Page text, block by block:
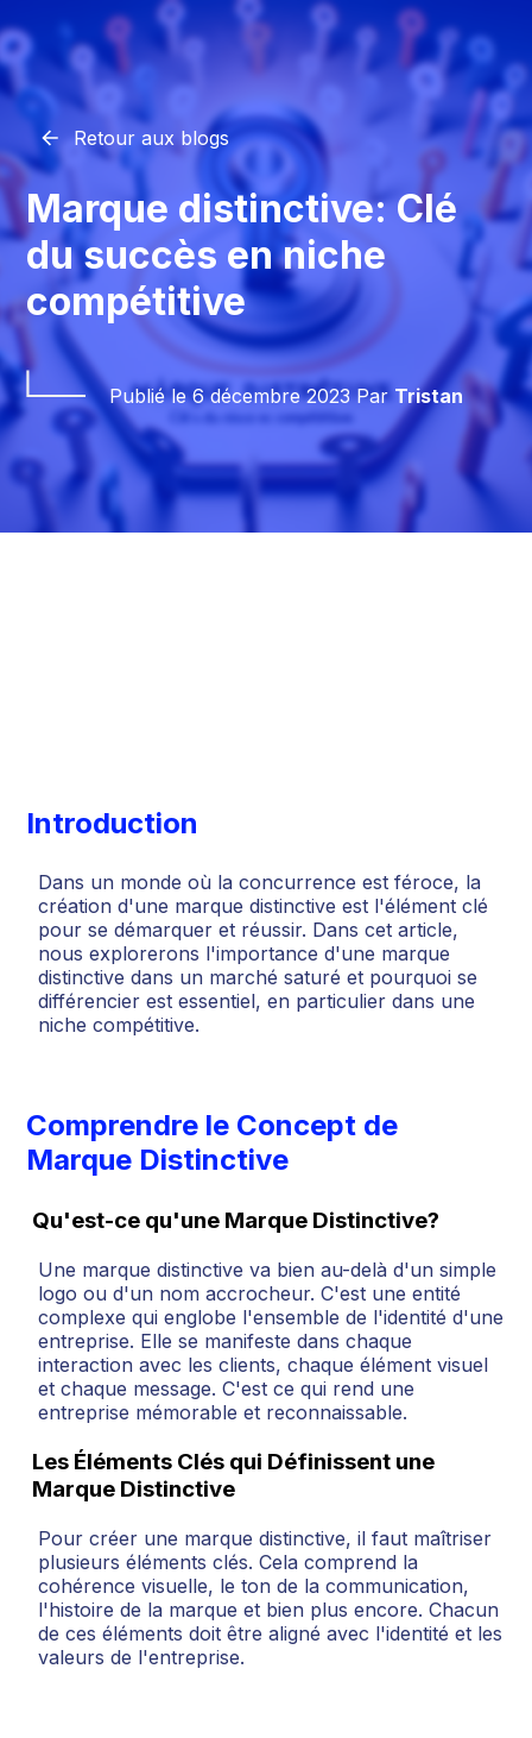
Retour aux blogs
Marque distinctive: Clé
du succès en niche
compétitive
Publié le6 décembre 2023 Par Tristan
Introduction
Dans un monde où la concurrence est féroce, la
création d'une marque distinctive est l'élément clé
pour se démarquer et réussir. Dans cet article,
nous explorerons l'importance d'une marque
distinctive dans un marché saturé et pourquoi se
différencier est essentiel, en particulier dans une
niche compétitive.
Comprendre le Concept de
Marque Distinctive
Qu'est-ce qu'une Marque Distinctive?
Une marque distinctive va bien au-delà d'un simple
logo ou d'un nom accrocheur. C'est une entité
complexe qui englobe l'ensemble de l'identité d'une
entreprise. Elle se manifeste dans chaque
interaction avec les clients, chaque élément visuel
et chaque message. C'est ce qui rend une
entreprise mémorable et reconnaissable.
Les Éléments Clés qui Définissent une
Marque Distinctive
Pour créer une marque distinctive, il faut maîtriser
plusieurs éléments clés. Cela comprend la
cohérence visuelle, le ton de la communication,
l'histoire de la marque et bien plus encore. Chacun
de ces éléments doit être aligné avec l'identité et les
valeurs de l'entreprise.